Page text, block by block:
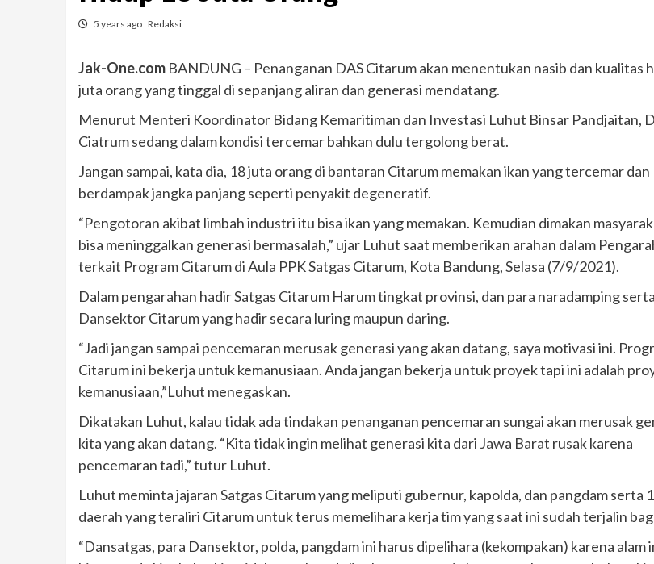
5 years ago Redaksi
Jak-One.com BANDUNG – Penanganan DAS Citarum akan menentukan nasib dan kualitas
juta orang yang tinggal di sepanjang aliran dan generasi mendatang.
Menurut Menteri Koordinator Bidang Kemaritiman dan Investasi Luhut Binsar Pandjaitan,
Ciatrum sedang dalam kondisi tercemar bahkan dulu tergolong berat.
Jangan sampai, kata dia, 18 juta orang di bantaran Citarum memakan ikan yang tercemar dan
berdampak jangka panjang seperti penyakit degeneratif.
“Pengotoran akibat limbah industri itu bisa ikan yang memakan. Kemudian dimakan
bisa meninggalkan generasi bermasalah,” ujar Luhut saat memberikan arahan dalam
terkait Program Citarum di Aula PPK Satgas Citarum, Kota Bandung, Selasa (7/9/2021).
Dalam pengarahan hadir Satgas Citarum Harum tingkat provinsi, dan para naradamping serta
Dansektor Citarum yang hadir secara luring maupun daring.
“Jadi jangan sampai pencemaran merusak generasi yang akan datang, saya motivasi ini.
Citarum ini bekerja untuk kemanusiaan. Anda jangan bekerja untuk proyek tapi ini adalah
kemanusiaan,”Luhut menegaskan.
Dikatakan Luhut, kalau tidak ada tindakan penanganan pencemaran sungai akan merusak
kita yang akan datang. “Kita tidak ingin melihat generasi kita dari Jawa Barat rusak karena
pencemaran tadi,” tutur Luhut.
Luhut meminta jajaran Satgas Citarum yang meliputi gubernur, kapolda, dan pangdam serta
daerah yang teraliri Citarum untuk terus memelihara kerja tim yang saat ini sudah terjalin
“Dansatgas, para Dansektor, polda, pangdam ini harus dipelihara (kekompakan) karena alam